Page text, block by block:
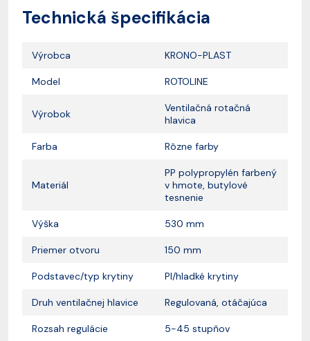
Technická špecifikácia
Výrobca KRONO-PLAST
Model ROTOLINE
Výrobok
Ventilačná rotačná
hlavica
Farba Rôzne farby
Materiál
PP polypropylén farbený
v hmote, butylové
tesnenie
Výška 530 mm
Priemer otvoru 150 mm
Podstavec/typ krytiny PI/hladké krytiny
Druh ventilačnej hlavice Regulovaná, otáčajúca
Rozsah regulácie 5-45 stupňov